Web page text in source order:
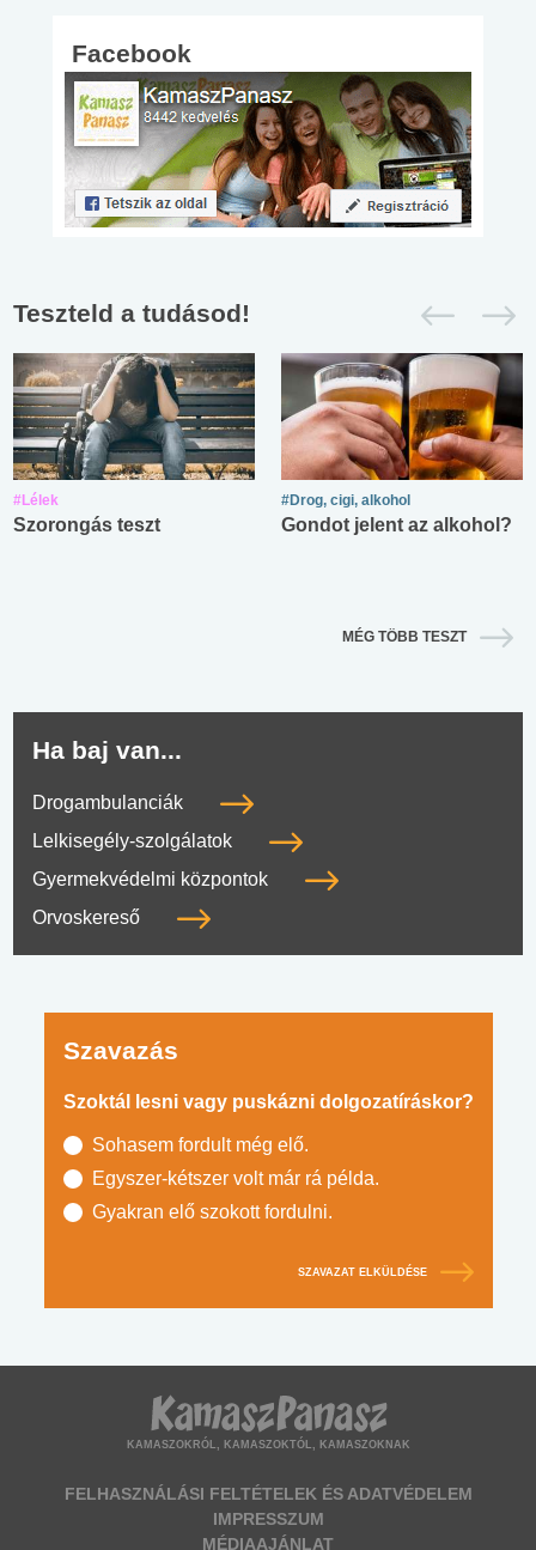
Facebook
Teszteld a tudásod!
#Lélek
Szorongás teszt
#Drog, cigi, alkohol
Gondot jelent az alkohol?
MÉG TÖBB TESZT
Ha baj van...
Drogambulanciák
Lelkisegély-szolgálatok
Gyermekvédelmi központok
Orvoskereső
Szavazás
Szoktál lesni vagy puskázni dolgozatíráskor?
Sohasem fordult még elő.
Egyszer-kétszer volt már rá példa.
Gyakran elő szokott fordulni.
SZAVAZAT ELKÜLDÉSE
KAMASZOKRÓL, KAMASZOKTÓL, KAMASZOKNAK
FELHASZNÁLÁSI FELTÉTELEK ÉS ADATVÉDELEM
IMPRESSZUM
MÉDIAAJÁNLAT